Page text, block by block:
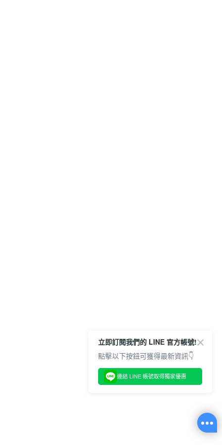
立即訂閱我們的 LINE 官方帳號!
點擊以下按鈕可獲得最新資訊👇
連結 LINE 帳號取得獨家優惠